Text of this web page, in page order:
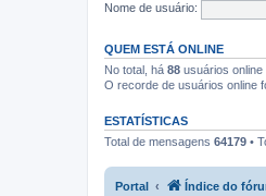
Nome de usuário:
QUEM ESTÁ ONLINE
No total, há 88 usuários
O recorde de usuários online
ESTATÍSTICAS
Total de mensagens 64179 •
Portal Índice do